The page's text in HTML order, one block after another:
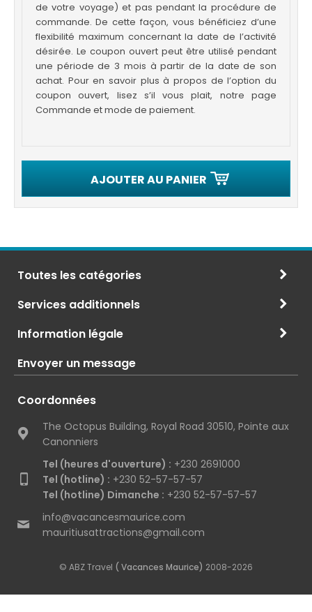
de votre voyage) et pas pendant la procédure de
commande. De cette façon, vous bénéficiez d’une
flexibilité maximum concernant la date de l’activité
désirée. Le coupon ouvert peut être utilisé pendant
une période de 3 mois à partir de la date de son
achat. Pour en savoir plus à propos de l’option du
coupon ouvert, lisez s’il vous plait, notre page
Commande et mode de paiement.
AJOUTER AU PANIER
Toutes les catégories
Services additionnels
Information légale
Envoyer un message
Coordonnées
The Octopus Building, Royal Road 30510, Pointe aux
Canonniers
Tel (heures d'ouverture) : +230 2691000
Tel (hotline) : +230 52-57-57-57
Tel (hotline) Dimanche : +230 52-57-57-57
info@vacancesmaurice.com
mauritiusattractions@gmail.com
© ABZ Travel ( Vacances Maurice) 2008-2026